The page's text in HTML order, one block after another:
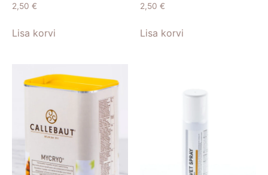
2,50 €
Lisa korvi
2,50 €
Lisa korvi